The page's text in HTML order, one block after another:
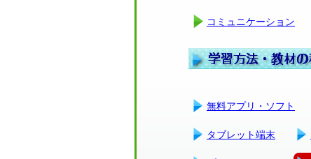
コミュニケーション
無料アプリ・ソフト
タブレット端末